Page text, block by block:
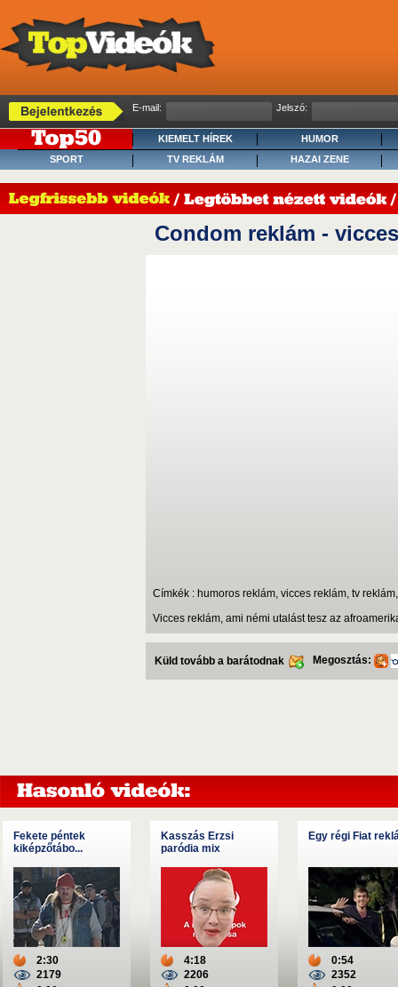
E-mail: Jelszó:
KIEMELT HÍREK
HUMOR
SPORT
TV REKLÁM HAZAI ZENE
Condom reklám - vicces
Címkék : humoros reklám, vicces reklám, tv
Vicces reklám, ami némi utalást tesz az
Küld tovább a barátodnak Megosztás:
Fekete péntek
kiképzőtábo...
2:30
2179
Kasszás Erzsi
paródia mix
4:18
2206
Egy régi Fiat
0:54
2352